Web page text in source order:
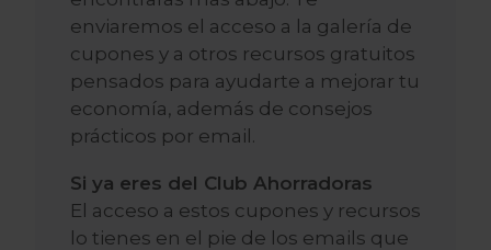
enviaremos el acceso a la galería de
cupones y a otros recursos gratuitos
pensados para ayudarte a mejorar tu
economía, además de consejos
prácticos por email.
Si ya eres del Club Ahorradoras
El acceso a estos cupones y recursos
lo tienes en el pie de los emails que